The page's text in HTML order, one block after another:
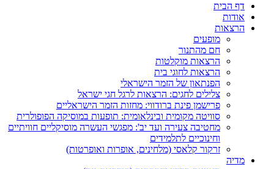
דף הבית
אודות
הרצאות
מופעים
חם מהתנור
הרצאות מוקלטות
הרצאות לחוגי בית
הפנתאון של הזמר הישראלי
צלילים לחגים: הרצאות לרגל חגי ישראל
פרישמן פינת ברודווי: מחזות הזמר הישראליים
סוויטה מקומית ובינלאומית: תופעות במוסיקה הפופולרית
מחטיבה צעירה ועד יב': מפגשי העשרה מוסיקליים חוויתיים
וחינוכיים לתלמידים
זרקור קלאסי (מלחינים, אופרות ואופרטות)
מדיה